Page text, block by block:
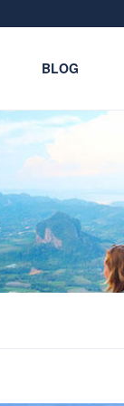
BLOG